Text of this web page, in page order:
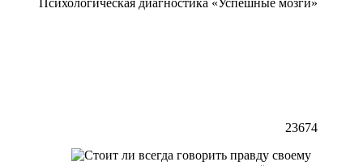
23674